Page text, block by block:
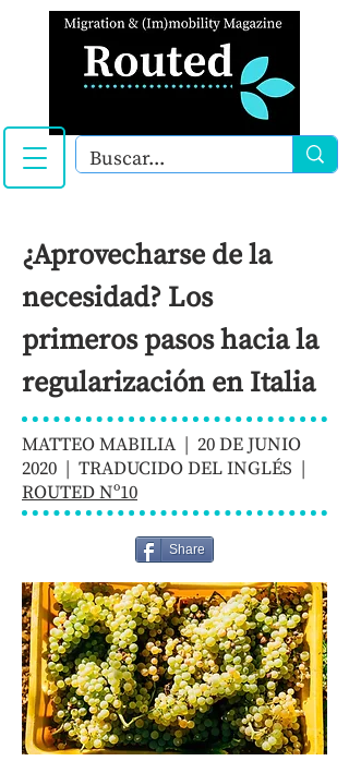
¿Aprovecharse de la
necesidad? Los
primeros pasos hacia la
regularización en Italia
MATTEO MABILIA | 20 DE JUNIO
2020 | TRADUCIDO DEL INGLÉS |
ROUTED Nº10
Share